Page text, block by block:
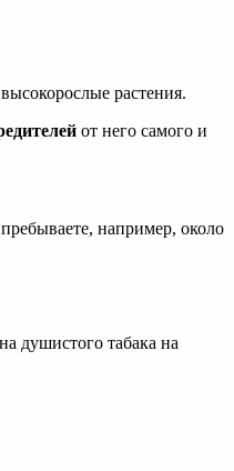
растения.
от него самого и
например, около
душистого табака на